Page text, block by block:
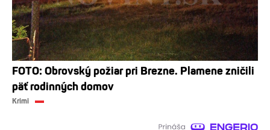
FOTO: Obrovský požiar pri Brezne. Plamene zničili
päť rodinných domov
Krimi